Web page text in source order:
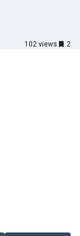
102 views 2